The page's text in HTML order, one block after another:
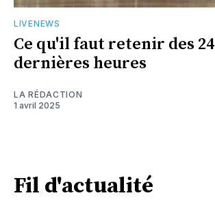
LIVENEWS
Ce qu'il faut retenir des 24
dernières heures
LA RÉDACTION
1 avril 2025
Fil d'actualité